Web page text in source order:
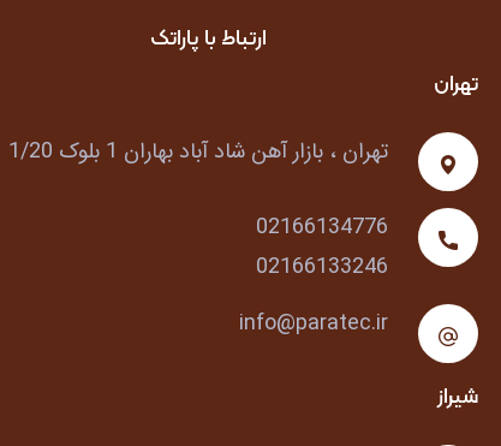
ارتباط با پاراتک
تهران
تهران ، بازار آهن شاد آباد بهاران 1 بلوک 1/20
02166134776
02166133246
info@paratec.ir
شیراز